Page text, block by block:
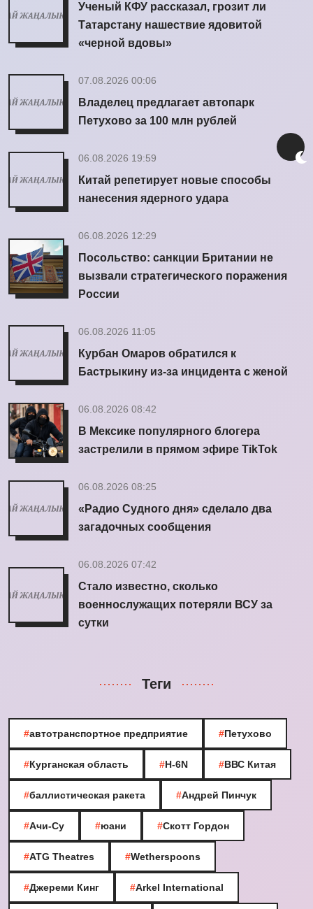
Ученый КФУ рассказал, грозит ли
Татарстану нашествие ядовитой
«черной вдовы»
07.08.2026 00:06
Владелец предлагает автопарк
Петухово за 100 млн рублей
06.08.2026 19:59
Китай репетирует новые способы
нанесения ядерного удара
06.08.2026 12:29
Посольство: санкции Британии не
вызвали стратегического поражения
России
06.08.2026 11:05
Курбан Омаров обратился к
Бастрыкину из-за инцидента с женой
06.08.2026 08:42
В Мексике популярного блогера
застрелили в прямом эфире TikTok
06.08.2026 08:25
«Радио Судного дня» сделало два
загадочных сообщения
06.08.2026 07:42
Стало известно, сколько
военнослужащих потеряли ВСУ за
сутки
Теги
#автотранспортное предприятие #Петухово
#Курганская область #H-6N #ВВС Китая
#баллистическая ракета #Андрей Пинчук
#Ачи-Су #юани #Скотт Гордон
#ATG Theatres #Wetherspoons
#Джереми Кинг #Arkel International